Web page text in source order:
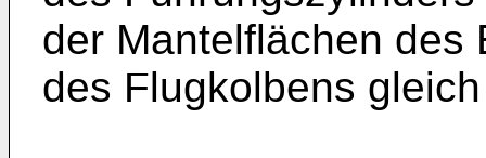
der Mantelflächen des
des Flugkolbens